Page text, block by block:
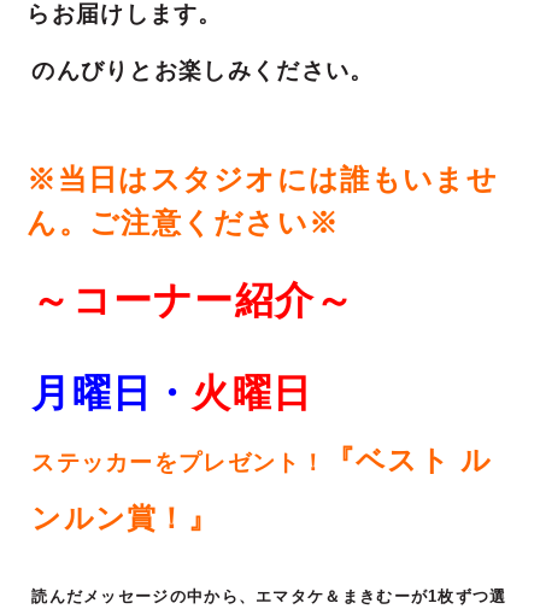
らお届けします。
のんびりとお楽しみください。
※当日はスタジオには誰もいませ
ん。ご注意ください※
～コーナー紹介～
月曜日・ 火曜日
ステッカーをプレゼント！
『ベスト ル
ンルン賞！』
読んだメッセージの中から、エマタケ＆まきむーが1枚ずつ選